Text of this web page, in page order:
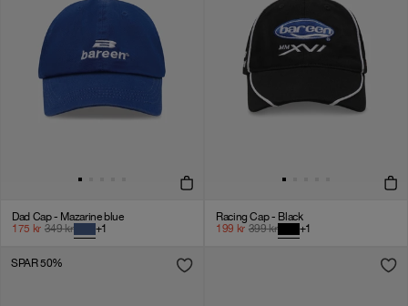
Dad Cap - Mazarine blue
175 kr 349kr +1
Racing Cap - Black
199 kr 399kr +1
SPAR 50%